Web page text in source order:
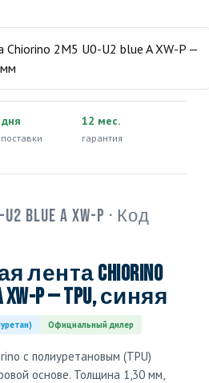
12 мес.
гарантия
U2 blue A XW-P · Код
лента Chiorino
XW-P — TPU, синяя
Официальный дилер
с полиуретановым (TPU)
основе. Толщина 1,30 мм,